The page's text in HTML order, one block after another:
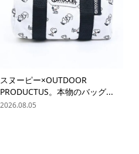
スヌーピー×OUTDOOR
PRODUCTUS。本物のバッグ...
2026.08.05